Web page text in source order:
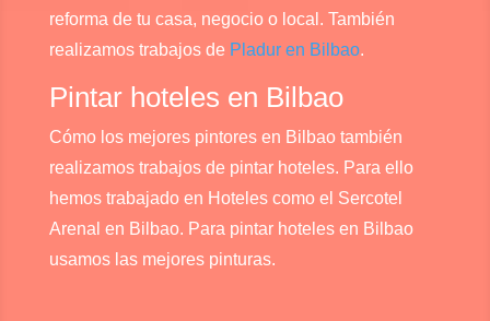
reforma de tu casa, negocio o local. También
realizamos trabajos de Pladur en Bilbao.
Pintar hoteles en Bilbao
Cómo los mejores pintores en Bilbao también
realizamos trabajos de pintar hoteles. Para ello
hemos trabajado en Hoteles como el Sercotel
Arenal en Bilbao. Para pintar hoteles en Bilbao
usamos las mejores pinturas.